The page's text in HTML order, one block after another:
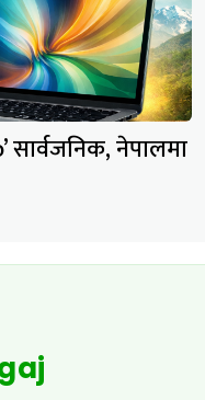
सार्वजनिक, नेपालमा